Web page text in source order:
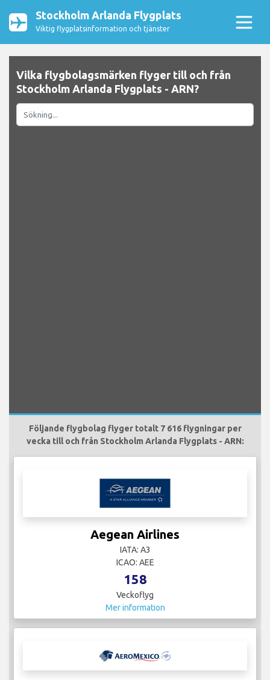
Stockholm Arlanda Flygplats
Viktig flygplatsinformation och tjänster
Vilka flygbolagsmärken flyger till och från
Stockholm Arlanda Flygplats - ARN?
Följande flygbolag flyger totalt 7 616 flygningar per
vecka till och från Stockholm Arlanda Flygplats - ARN:
Aegean Airlines
IATA: A3
ICAO: AEE
158
Veckoflyg
Mer information